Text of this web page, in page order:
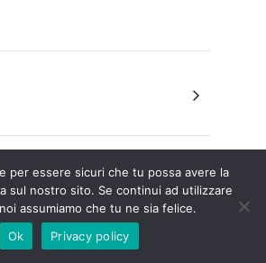
per essere sicuri che tu possa avere la
sul nostro sito. Se continui ad utilizzare
assumiamo che tu ne sia felice.
Ok
Privacy policy